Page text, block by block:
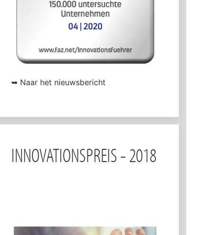
➥ Naar het nieuwsbericht
INNOVATIONSPREIS - 2018